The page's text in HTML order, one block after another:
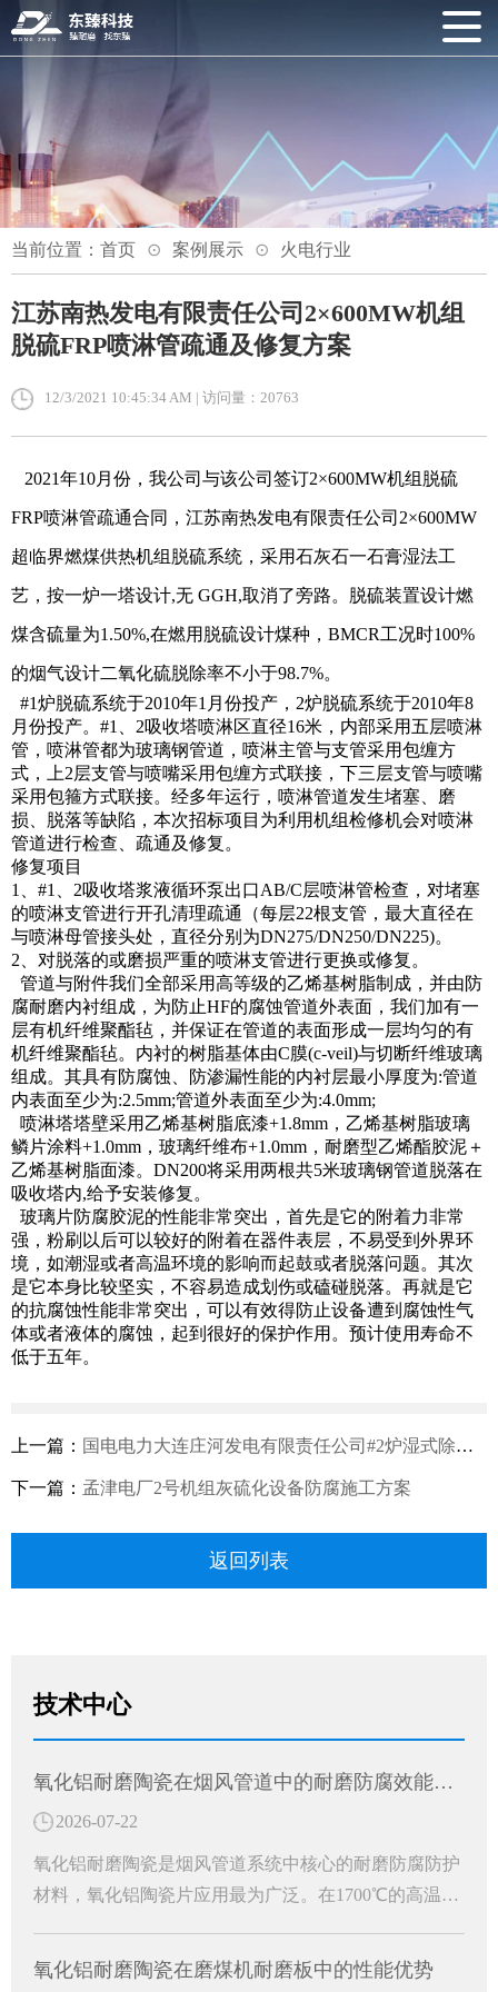
当前位置： 首页 案例展示 火电行业
江苏南热发电有限责任公司2×600MW机组
脱硫FRP喷淋管疏通及修复方案
12/3/2021 10:45:34 AM | 访问量：20763
2021年10月份，我公司与该公司签订2×600MW机组脱硫
FRP喷淋管疏通合同，江苏南热发电有限责任公司2×600MW
超临界燃煤供热机组脱硫系统，采用石灰石一石膏湿法工
艺，按一炉一塔设计,无 GGH,取消了旁路。脱硫装置设计燃
煤含硫量为1.50%,在燃用脱硫设计煤种，BMCR工况时100%
的烟气设计二氧化硫脱除率不小于98.7%。
#1炉脱硫系统于2010年1月份投产，2炉脱硫系统于2010年8
月份投产。#1、2吸收塔喷淋区直径16米，内部采用五层喷淋
管，喷淋管都为玻璃钢管道，喷淋主管与支管采用包缠方
式，上2层支管与喷嘴采用包缠方式联接，下三层支管与喷嘴
采用包箍方式联接。经多年运行，喷淋管道发生堵塞、磨
损、脱落等缺陷，本次招标项目为利用机组检修机会对喷淋
管道进行检查、疏通及修复。
修复项目
1、#1、2吸收塔浆液循环泵出口AB/C层喷淋管检查，对堵塞
的喷淋支管进行开孔清理疏通（每层22根支管，最大直径在
与喷淋母管接头处，直径分别为DN275/DN250/DN225)。
2、对脱落的或磨损严重的喷淋支管进行更换或修复。
管道与附件我们全部采用高等级的乙烯基树脂制成，并由防
腐耐磨内衬组成，为防止HF的腐蚀管道外表面，我们加有一
层有机纤维聚酯毡，并保证在管道的表面形成一层均匀的有
机纤维聚酯毡。内衬的树脂基体由C膜(c-veil)与切断纤维玻璃
组成。其具有防腐蚀、防渗漏性能的内衬层最小厚度为:管道
内表面至少为:2.5mm;管道外表面至少为:4.0mm;
喷淋塔塔壁采用乙烯基树脂底漆+1.8mm，乙烯基树脂玻璃
鳞片涂料+1.0mm，玻璃纤维布+1.0mm，耐磨型乙烯酯胶泥＋
乙烯基树脂面漆。DN200将采用两根共5米玻璃钢管道脱落在
吸收塔内,给予安装修复。
玻璃片防腐胶泥的性能非常突出，首先是它的附着力非常
强，粉刷以后可以较好的附着在器件表层，不易受到外界环
境，如潮湿或者高温环境的影响而起鼓或者脱落问题。其次
是它本身比较坚实，不容易造成划伤或磕碰脱落。再就是它
的抗腐蚀性能非常突出，可以有效得防止设备遭到腐蚀性气
体或者液体的腐蚀，起到很好的保护作用。预计使用寿命不
低于五年。
上一篇： 国电电力大连庄河发电有限责任公司#2炉湿式除尘器出、入口和脱硫系统净烟道防腐施工方案
下一篇： 孟津电厂2号机组灰硫化设备防腐施工方案
返回列表
技术中心
氧化铝耐磨陶瓷在烟风管道中的耐磨防腐效能分析
2026-07-22
氧化铝耐磨陶瓷是烟风管道系统中核心的耐磨防腐防护
材料，氧化铝陶瓷片应用最为广泛。在1700℃的高温窑
白色刚玉耐磨防护材料。成为工业烟风管道长效防护的
氧化铝耐磨陶瓷在磨煤机耐磨板中的性能优势